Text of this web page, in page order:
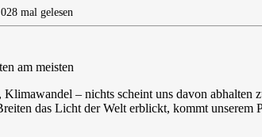
mal gelesen
am meisten
– nichts scheint uns davon
das Licht der Welt erblickt, kommt unserem